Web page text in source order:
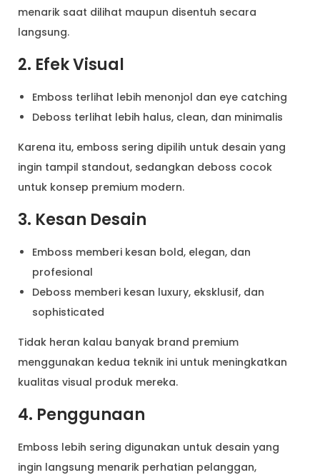
menarik saat dilihat maupun disentuh secara
langsung.
2. Efek Visual
Emboss terlihat lebih menonjol dan eye catching
Deboss terlihat lebih halus, clean, dan minimalis
Karena itu, emboss sering dipilih untuk desain yang
ingin tampil standout, sedangkan deboss cocok
untuk konsep premium modern.
3. Kesan Desain
Emboss memberi kesan bold, elegan, dan
profesional
Deboss memberi kesan luxury, eksklusif, dan
sophisticated
Tidak heran kalau banyak brand premium
menggunakan kedua teknik ini untuk meningkatkan
kualitas visual produk mereka.
4. Penggunaan
Emboss lebih sering digunakan untuk desain yang
ingin langsung menarik perhatian pelanggan,